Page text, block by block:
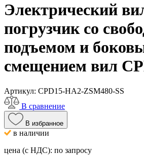
Электрический
погрузчик со
подъемом и
смещением вил
Артикул: CPD15-HA2-ZSM480-SS
В сравнение
В избранное
в наличии
цена (с НДС): по запросу